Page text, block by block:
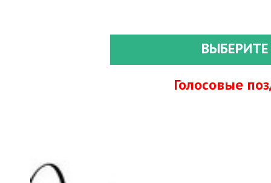
Голосовые